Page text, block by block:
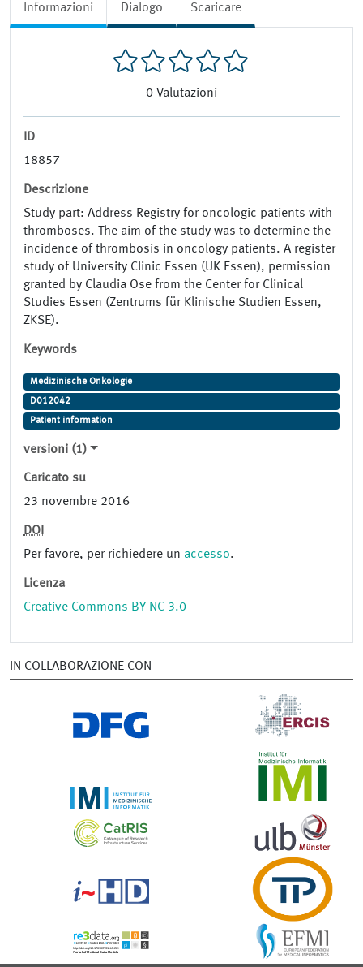
Informazioni Dialogo Scaricare
0 Valutazioni
ID
18857
Descrizione
Study part: Address Registry for oncologic patients with
thromboses. The aim of the study was to determine the
incidence of thrombosis in oncology patients. A register
study of University Clinic Essen (UK Essen), permission
granted by Claudia Ose from the Center for Clinical
Studies Essen (Zentrums für Klinische Studien Essen,
ZKSE).
Keywords
Medizinische Onkologie
D012042
Patient information
versioni (1)
Caricato su
23 novembre 2016
DOI
Per favore, per richiedere un accesso.
Licenza
Creative Commons BY-NC 3.0
IN COLLABORAZIONE CON